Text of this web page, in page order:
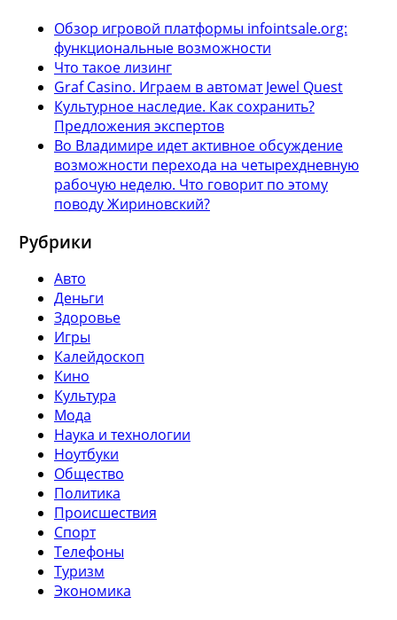
Обзор игровой платформы infointsale.org:
функциональные возможности
Что такое лизинг
Graf Casino. Играем в автомат Jewel Quest
Культурное наследие. Как сохранить?
Предложения экспертов
Во Владимире идет активное обсуждение
возможности перехода на четырехдневную
рабочую неделю. Что говорит по этому
поводу Жириновский?
Рубрики
Авто
Деньги
Здоровье
Игры
Калейдоскоп
Кино
Культура
Мода
Наука и технологии
Ноутбуки
Общество
Политика
Происшествия
Спорт
Телефоны
Туризм
Экономика